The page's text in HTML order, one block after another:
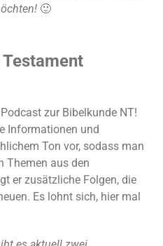
🙂
zur Bibelkunde NT!
Informationen und
Ton vor, sodass man
Themen aus den
er zusätzliche Folgen, die
Es lohnt sich, hier mal